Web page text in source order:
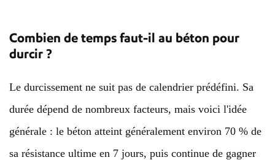
Combien de temps faut-il au béton pour
durcir ?
Le durcissement ne suit pas de calendrier prédéfini. Sa
durée dépend de nombreux facteurs, mais voici l'idée
générale : le béton atteint généralement environ 70 % de
sa résistance ultime en 7 jours, puis continue de gagner